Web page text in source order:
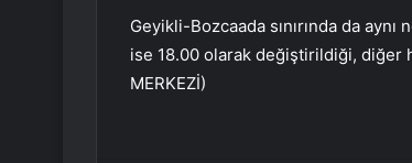
Geyikli-Bozcaada sınırında da
ise 18.00 olarak değiştirildiği, diğer
MERKEZİ)